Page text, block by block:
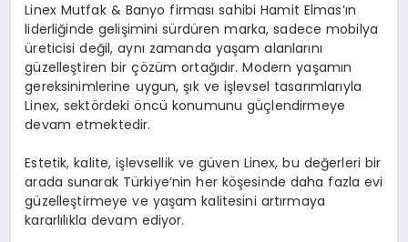
Linex Mutfak & Banyo firması sahibi Hamit Elmas’ın
liderliğinde gelişimini sürdüren marka, sadece mobilya
üreticisi değil, aynı zamanda yaşam alanlarını
güzelleştiren bir çözüm ortağıdır. Modern yaşamın
gereksinimlerine uygun, şık ve işlevsel tasarımlarıyla
Linex, sektördeki öncü konumunu güçlendirmeye
devam etmektedir.
Estetik, kalite, işlevsellik ve güven Linex, bu değerleri bir
arada sunarak Türkiye’nin her köşesinde daha fazla evi
güzelleştirmeye ve yaşam kalitesini artırmaya
kararlılıkla devam ediyor.